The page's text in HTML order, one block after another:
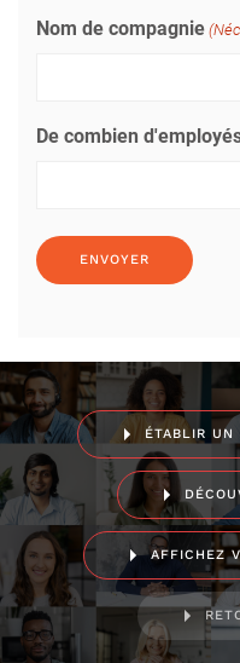
Nom de compagnie
De combien
ÉTABLIR UN
AFFICHEZ